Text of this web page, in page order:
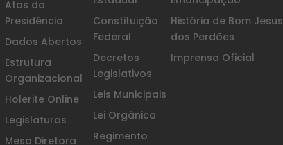
Atos da
Presidência
Dados Abertos
Estrutura
Organizacional
Holerite Online
Legislaturas
Mesa Diretora
Constituição
Federal
Decretos
Legislativos
Leis Municipais
Lei Orgânica
Regimento
História de Bom Jesus
dos Perdões
Imprensa Oficial